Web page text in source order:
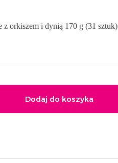
orkiszem i dynią 170 g (31 sztuk)
Dodaj do koszyka